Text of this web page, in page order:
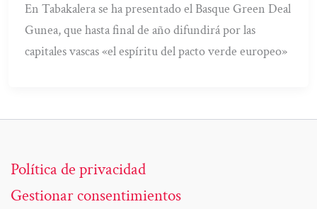
En Tabakalera se ha presentado el Basque Green Deal
Gunea, que hasta final de año difundirá por las
capitales vascas «el espíritu del pacto verde europeo»
Política de privacidad
Gestionar consentimientos